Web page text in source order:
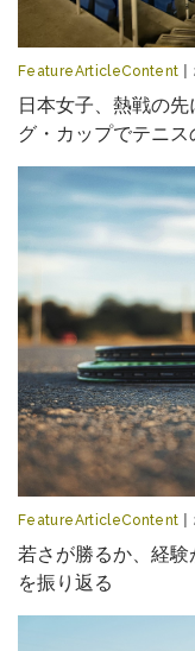
FeatureArticleContent |
日本女子、熱戦の
グ・カップでテニス
FeatureArticleContent |
若さが勝るか、経
を振り返る